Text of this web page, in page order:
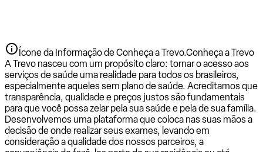
Ícone da Informação de Conheça a Trevo.Conheça a Trevo
A Trevo nasceu com um propósito claro: tornar o acesso aos
serviços de saúde uma realidade para todos os brasileiros,
especialmente aqueles sem plano de saúde. Acreditamos que
transparência, qualidade e preços justos são fundamentais
para que você possa zelar pela sua saúde e pela de sua família.
Desenvolvemos uma plataforma que coloca nas suas mãos a
decisão de onde realizar seus exames, levando em
consideração a qualidade dos nossos parceiros, a